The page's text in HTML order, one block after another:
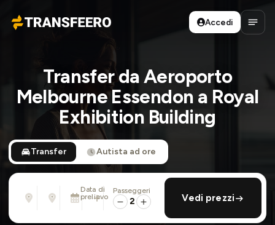
Transfeero
Accedi
Apri
Transfer da Aeroporto
Melbourne Essendon a Royal
Exhibition Building
Transfer Autista ad ore
Indirizzo, aeroporto, albergo, ...
Indirizzo, aeroporto, albergo, ...
Data di
prelievo
Lun 10 Ago · 01:45 PM
aggiungi ritorno
Passeggeri
2 Vedi prezzi